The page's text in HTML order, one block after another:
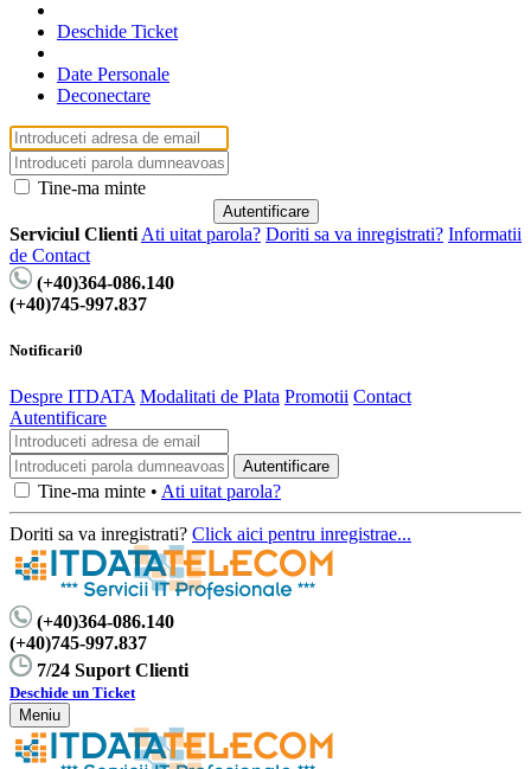
Deschide Ticket
Date Personale
Deconectare
Tine-ma minte
Serviciul Clienti Ati uitat parola? Doriti sa va inregistrati? Informatii
de Contact
(+40)364-086.140
(+40)745-997.837
Notificari0
Despre ITDATA Modalitati de Plata Promotii Contact
Autentificare
Tine-ma minte • Ati uitat parola?
Doriti sa va inregistrati? Click aici pentru inregistrae...
(+40)364-086.140
(+40)745-997.837
7/24 Suport Clienti
Deschide un Ticket
Meniu